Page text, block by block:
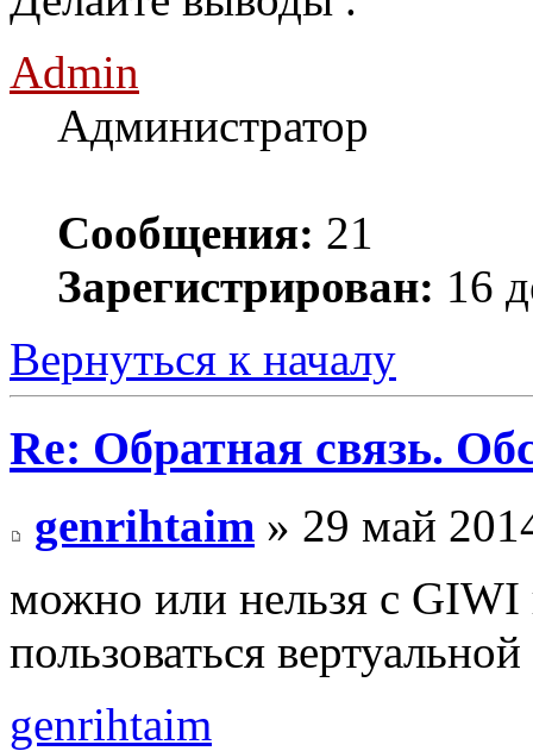
Admin
Администратор
Сообщения: 21
Зарегистрирован: 16
Вернуться к началу
Re: Обратная связь.
genrihtaim » 29 май
можно или нельзя с GIWI
пользоваться
genrihtaim